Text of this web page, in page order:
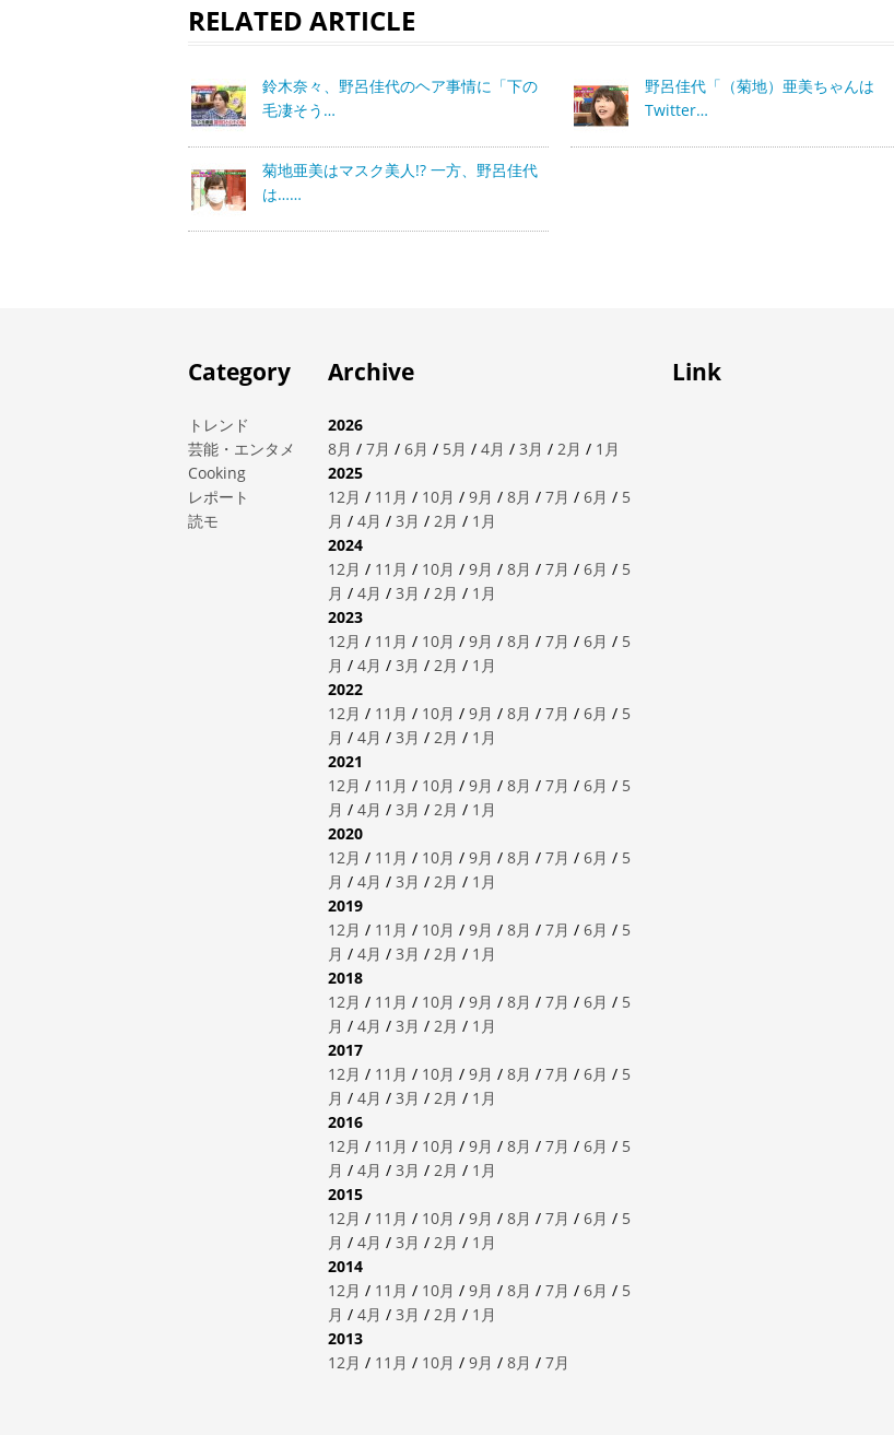
RELATED ARTICLE
鈴木奈々、野呂佳代のヘア事情に「下の
毛凄そう…
野呂佳代「（菊地）亜美ちゃんは
Twitter…
菊地亜美はマスク美人!? 一方、野呂佳代
は……
Category
トレンド
芸能・エンタメ
Cooking
レポート
読モ
Archive
2026
8月 / 7月 / 6月 / 5月 / 4月 / 3月 / 2月 / 1月
2025
12月 / 11月 / 10月 / 9月 / 8月 / 7月 / 6月 / 5
月 / 4月 / 3月 / 2月 / 1月
2024
12月 / 11月 / 10月 / 9月 / 8月 / 7月 / 6月 / 5
月 / 4月 / 3月 / 2月 / 1月
2023
12月 / 11月 / 10月 / 9月 / 8月 / 7月 / 6月 / 5
月 / 4月 / 3月 / 2月 / 1月
2022
12月 / 11月 / 10月 / 9月 / 8月 / 7月 / 6月 / 5
月 / 4月 / 3月 / 2月 / 1月
2021
12月 / 11月 / 10月 / 9月 / 8月 / 7月 / 6月 / 5
月 / 4月 / 3月 / 2月 / 1月
2020
12月 / 11月 / 10月 / 9月 / 8月 / 7月 / 6月 / 5
月 / 4月 / 3月 / 2月 / 1月
2019
12月 / 11月 / 10月 / 9月 / 8月 / 7月 / 6月 / 5
月 / 4月 / 3月 / 2月 / 1月
2018
12月 / 11月 / 10月 / 9月 / 8月 / 7月 / 6月 / 5
月 / 4月 / 3月 / 2月 / 1月
2017
12月 / 11月 / 10月 / 9月 / 8月 / 7月 / 6月 / 5
月 / 4月 / 3月 / 2月 / 1月
2016
12月 / 11月 / 10月 / 9月 / 8月 / 7月 / 6月 / 5
月 / 4月 / 3月 / 2月 / 1月
2015
12月 / 11月 / 10月 / 9月 / 8月 / 7月 / 6月 / 5
月 / 4月 / 3月 / 2月 / 1月
2014
12月 / 11月 / 10月 / 9月 / 8月 / 7月 / 6月 / 5
月 / 4月 / 3月 / 2月 / 1月
2013
12月 / 11月 / 10月 / 9月 / 8月 / 7月
Link